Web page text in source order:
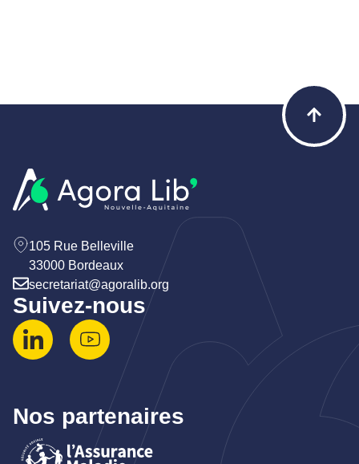
105 Rue Belleville
33000 Bordeaux
secretariat@agoralib.org
Suivez-nous
Nos partenaires